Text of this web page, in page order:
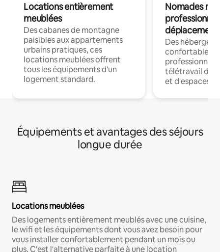
Locations entièrement
meublées
Des cabanes de montagne
paisibles aux appartements
urbains pratiques, ces
locations meublées offrent
tous les équipements d'un
logement standard.
Nomades
déplacement
Des
confortables
professionnels
télétravail
et d'espaces
Équipements et avantages des séjours
longue durée
Locations meublées
Des logements entièrement meublés avec une cuisine,
le wifi et les équipements dont vous avez besoin pour
vous installer confortablement pendant un mois ou
plus. C'est l'alternative parfaite à une location